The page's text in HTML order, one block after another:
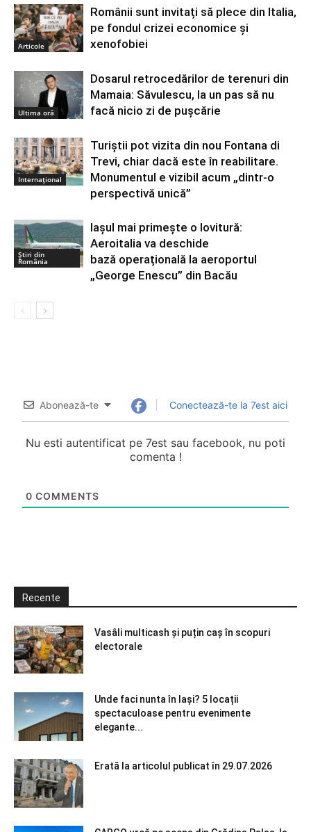
Articole
Românii sunt invitați să plece din Italia,
pe fondul crizei economice și
xenofobiei
Ultima oră
Dosarul retrocedărilor de terenuri din
Mamaia: Săvulescu, la un pas să nu
facă nicio zi de pușcărie
Internațional
Turiștii pot vizita din nou Fontana di
Trevi, chiar dacă este în reabilitare.
Monumentul e vizibil acum „dintr-o
perspectivă unică”
Știri din
România
Iașul mai primește o lovitură:
Aeroitalia va deschide
bază operațională la aeroportul
„George Enescu” din Bacău
Abonează-te Conectează-te la 7est aici
Nu esti autentificat pe 7est sau facebook, nu poti
comenta !
0 COMMENTS
Recente
Vasâli multicash și puțin caș în scopuri
electorale
Unde faci nunta în Iași? 5 locații
spectaculoase pentru evenimente
elegante...
Erată la articolul publicat în 29.07.2026